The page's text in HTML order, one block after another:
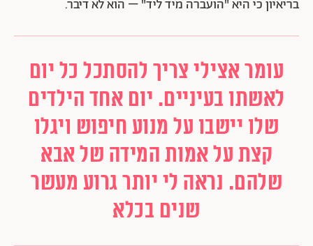
בריאיון כי היא "הועברה מיד ליד" – הוא לא דיבר.
עומר אצילי צריך להסתכל כל יום
לאשתו בעיניים. יום אחד הילדים
שלו יישבו על מנוע חיפוש ויגלו
קצת על אמות המידה של אבא
שלהם. נראה לי יותר גרוע מעשר
שנים בכלא